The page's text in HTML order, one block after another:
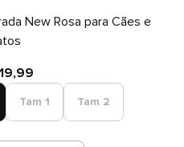
New Rosa para Cães e
Tam 1 Tam 2